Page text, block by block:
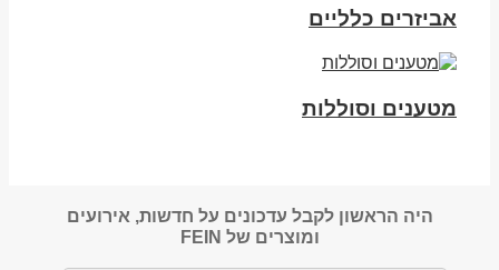
אביזרים כלליים
מטענים וסוללות
היה הראשון לקבל עדכונים על חדשות, אירועים
ומוצרים של FEIN